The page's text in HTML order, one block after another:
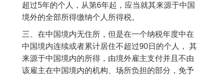
超过5年的个人，从第6年起，应当就其来源于中国
境外的全部所得缴纳个人所得税。
三、在中国境内无住所，但是在一个纳税年度中在
中国境内连续或者累计居住不超过90日的个人， 其
来源于中国境内的所得，由境外雇主支付并且不由
该雇主在中国境内的机构、场所负担的部分，免予